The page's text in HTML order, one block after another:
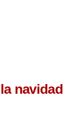
navidad